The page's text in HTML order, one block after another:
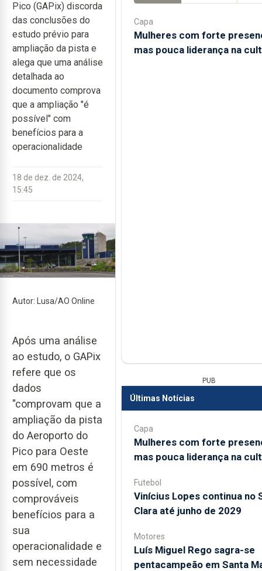
Pico (GAPix) discorda
das conclusões do
estudo prévio para
ampliação da pista e
alega que uma análise
detalhada ao
documento comprova
que a ampliação "é
possível" com
benefícios para a
operacionalidade
18 de dez. de 2024,
15:45
Autor: Lusa/AO Online
Após uma análise
ao estudo, o GAPix
refere que os
dados
"comprovam que a
ampliação da pista
do Aeroporto do
Pico para Oeste
em 690 metros é
possível, com
comprováveis
benefícios para a
sua
operacionalidade e
sem necessidade
Capa
Mulheres com forte
mas pouca liderança na
PUB
Últimas Notícias
Capa
Mulheres com forte
mas pouca liderança na
Futebol
Vinícius Lopes continua no
Clara até junho de 2029
Motores
Luís Miguel Rego sagra-se
pentacampeão em Santa